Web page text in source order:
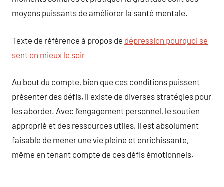
moyens puissants de améliorer la santé mentale.
Texte de référence à propos de dépression pourquoi se
sent on mieux le soir
Au bout du compte, bien que ces conditions puissent
présenter des défis, il existe de diverses stratégies pour
les aborder. Avec l’engagement personnel, le soutien
approprié et des ressources utiles, il est absolument
faisable de mener une vie pleine et enrichissante,
même en tenant compte de ces défis émotionnels.